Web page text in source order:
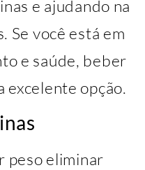
e ajudando na
Se você está em
e saúde, beber
excelente opção.
peso eliminar